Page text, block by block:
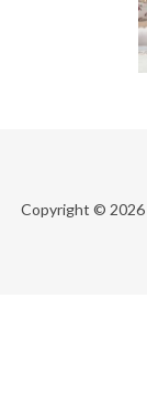
Copyright © 2026